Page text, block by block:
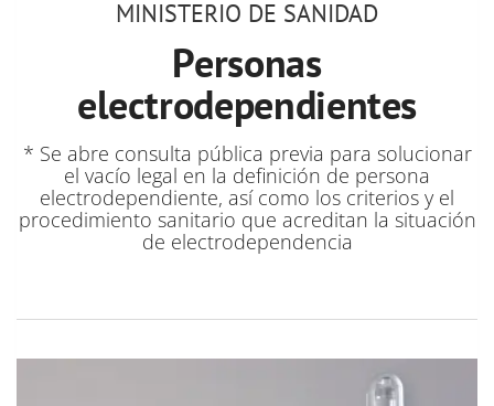
MINISTERIO DE SANIDAD
Personas
electrodependientes
* Se abre consulta pública previa para solucionar
el vacío legal en la definición de persona
electrodependiente, así como los criterios y el
procedimiento sanitario que acreditan la situación
de electrodependencia